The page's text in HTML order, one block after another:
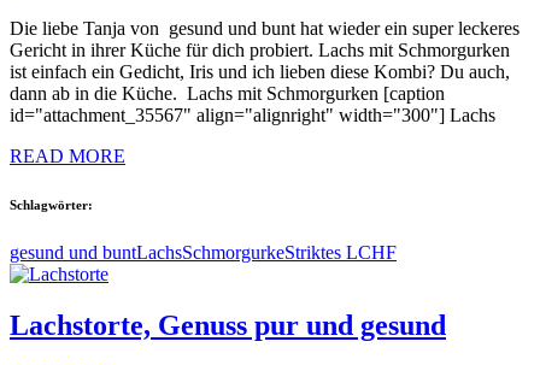
Die liebe Tanja von gesund und bunt hat wieder ein super leckeres
Gericht in ihrer Küche für dich probiert. Lachs mit Schmorgurken
ist einfach ein Gedicht, Iris und ich lieben diese Kombi? Du auch,
dann ab in die Küche. Lachs mit Schmorgurken [caption
id="attachment_35567" align="alignright" width="300"] Lachs
READ MORE
Schlagwörter:
gesund und buntLachsSchmorgurkeStriktes LCHF
Lachstorte, Genuss pur und gesund